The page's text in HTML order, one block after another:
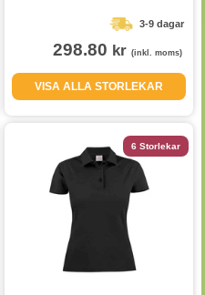
3-9 dagar
298.80 kr (inkl. moms)
VISA ALLA STORLEKAR
6 Storlekar